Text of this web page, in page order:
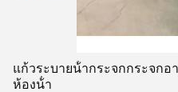
แก้วระบายน้ํากระจกกระจก
ห้องน้ํา